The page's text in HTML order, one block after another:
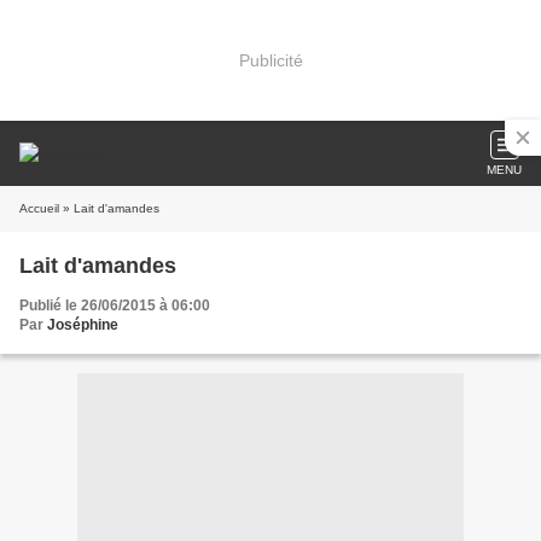
Publicité
MENU
Accueil » Lait d'amandes
Lait d'amandes
Publié le 26/06/2015 à 06:00
Par Joséphine